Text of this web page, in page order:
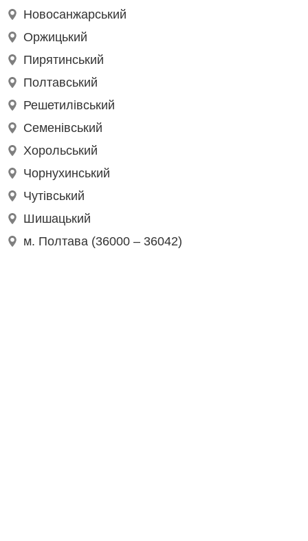
Новосанжарський
Оржицький
Пирятинський
Полтавський
Решетилівський
Семенівський
Хорольський
Чорнухинський
Чутівський
Шишацький
м. Полтава (36000 – 36042)